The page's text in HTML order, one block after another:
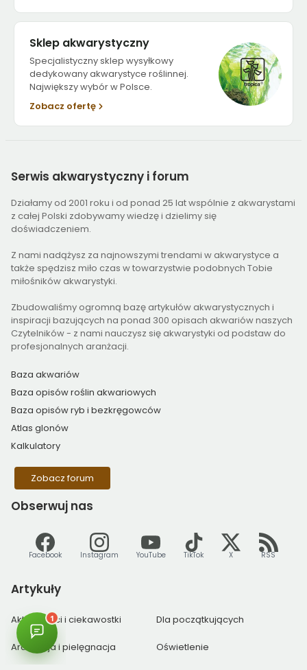
Sklep akwarystyczny
Specjalistyczny sklep wysyłkowy
dedykowany akwarystyce roślinnej.
Największy wybór w Polsce.
Zobacz ofertę
Serwis akwarystyczny i forum
Działamy od 2001 roku i od ponad 25 lat wspólnie z akwarystami
z całej Polski zdobywamy wiedzę i dzielimy się
doświadczeniem.
Z nami nadążysz za najnowszymi trendami w akwarystyce a
także spędzisz miło czas w towarzystwie podobnych Tobie
miłośników akwarystyki.
Zbudowaliśmy ogromną bazę artykułów akwarystycznych i
inspiracji bazujących na ponad 300 opisach akwariów naszych
Czytelników - z nami nauczysz się akwarystyki od podstaw do
profesjonalnych aranżacji.
Baza akwariów
Baza opisów roślin akwariowych
Baza opisów ryb i bezkręgowców
Atlas glonów
Kalkulatory
Zobacz forum
Obserwuj nas
Facebook Instagram YouTube TikTok X RSS
Artykuły
Aktualności i ciekawostki Dla początkujących
Aranżacja i pielęgnacja Oświetlenie